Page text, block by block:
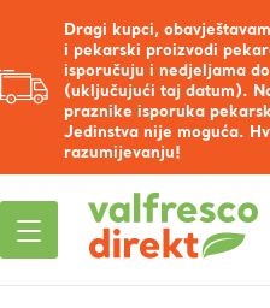
Dragi kupci,
i pekarski proizvodi
isporučuju i nedjeljama
(uključujući taj datum).
praznike isporuka
Jedinstva nije moguća.
razumijevanju!